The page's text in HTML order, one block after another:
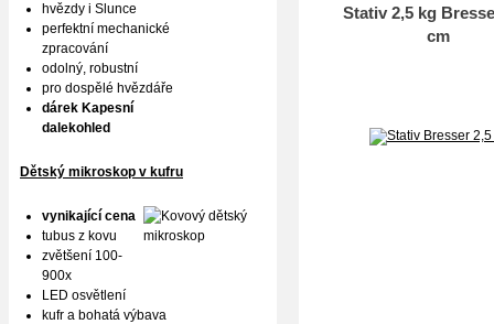
Stativ 2,5 kg
cm
hvězdy i Slunce
perfektní mechanické
zpracování
odolný, robustní
pro dospělé hvězdáře
dárek Kapesní
dalekohled
Dětský mikroskop v kufru
vynikající cena
tubus z kovu
zvětšení 100-
900x
LED osvětlení
kufr a bohatá výbava